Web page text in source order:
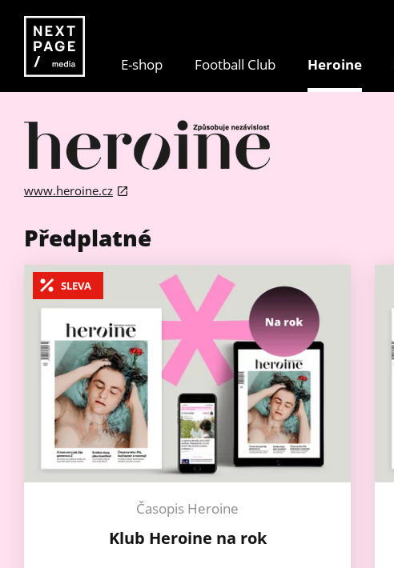
E-shop Football Club Heroine
www.heroine.cz
Předplatné
SLEVA
Časopis Heroine
Klub Heroine na rok